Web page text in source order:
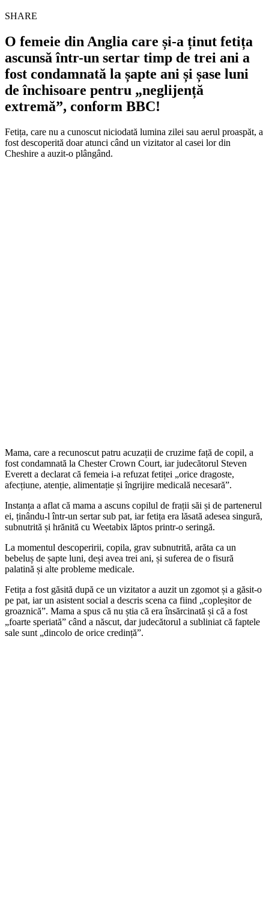
SHARE
O femeie din Anglia care și-a ținut fetița
ascunsă într-un sertar timp de trei ani a
fost condamnată la șapte ani și șase luni
de închisoare pentru „neglijență
extremă”, conform BBC!
Fetița, care nu a cunoscut niciodată lumina zilei sau aerul proaspăt, a
fost descoperită doar atunci când un vizitator al casei lor din
Cheshire a auzit-o plângând.
Mama, care a recunoscut patru acuzații de cruzime față de copil, a
fost condamnată la Chester Crown Court, iar judecătorul Steven
Everett a declarat că femeia i-a refuzat fetiței „orice dragoste,
afecțiune, atenție, alimentație și îngrijire medicală necesară”.
Instanța a aflat că mama a ascuns copilul de frații săi și de partenerul
ei, ținându-l într-un sertar sub pat, iar fetița era lăsată adesea singură,
subnutrită și hrănită cu Weetabix lăptos printr-o seringă.
La momentul descoperirii, copila, grav subnutrită, arăta ca un
bebeluș de șapte luni, deși avea trei ani, și suferea de o fisură
palatină și alte probleme medicale.
Fetița a fost găsită după ce un vizitator a auzit un zgomot și a găsit-o
pe pat, iar un asistent social a descris scena ca fiind „copleșitor de
groaznică”. Mama a spus că nu știa că era însărcinată și că a fost
„foarte speriată” când a născut, dar judecătorul a subliniat că faptele
sale sunt „dincolo de orice credință”.